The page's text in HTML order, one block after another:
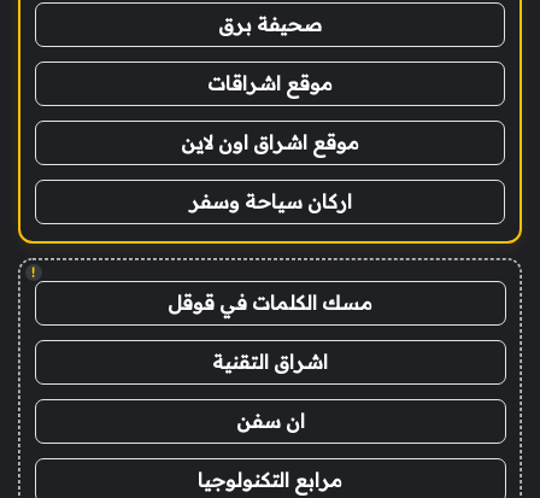
صحيفة برق
موقع اشراقات
موقع اشراق اون لاين
اركان سياحة وسفر
!
مسك الكلمات في قوقل
اشراق التقنية
ان سفن
مرابع التكنولوجيا